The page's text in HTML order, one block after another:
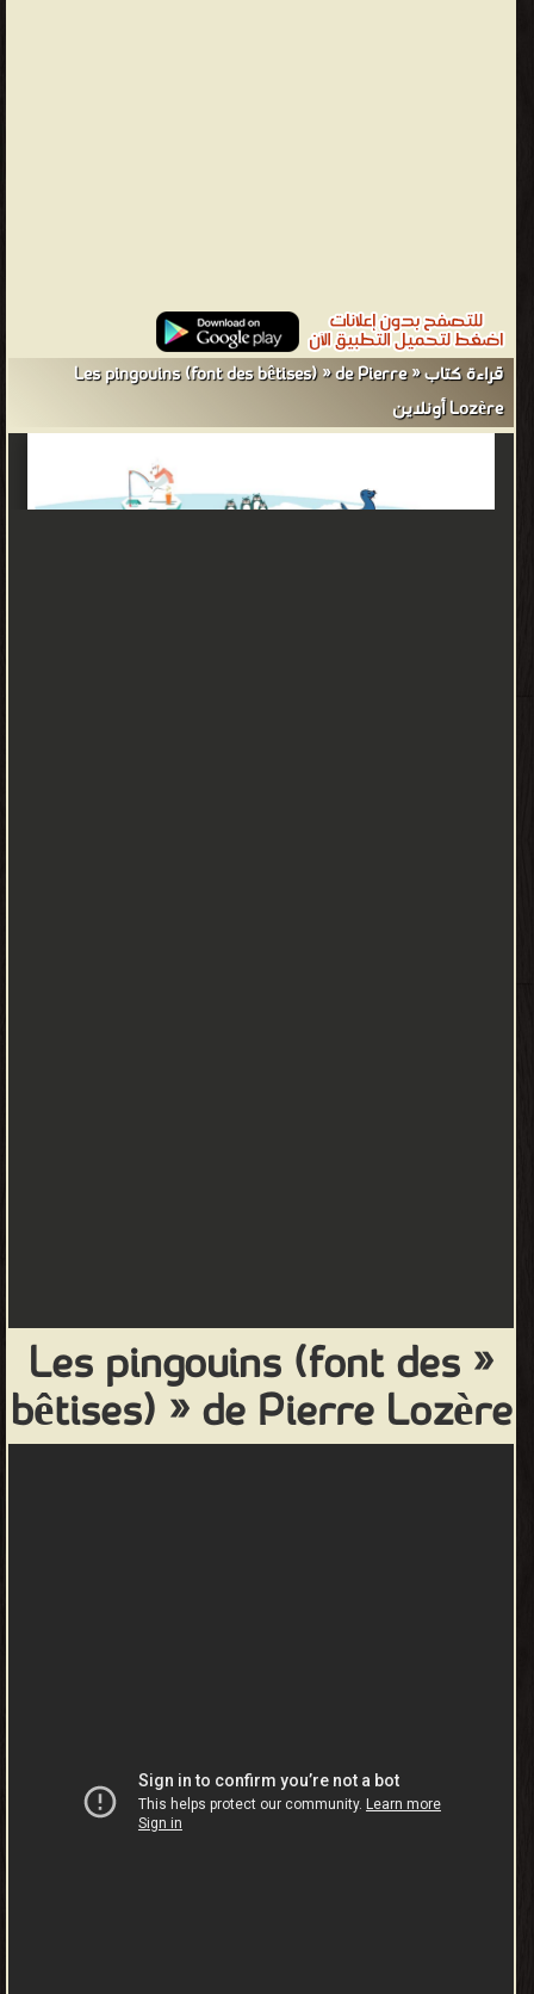
قراءة كتاب « Les pingouins (font des bêtises) » de Pierre
Lozère أونلاين
« Les pingouins (font des
bêtises) » de Pierre Lozère